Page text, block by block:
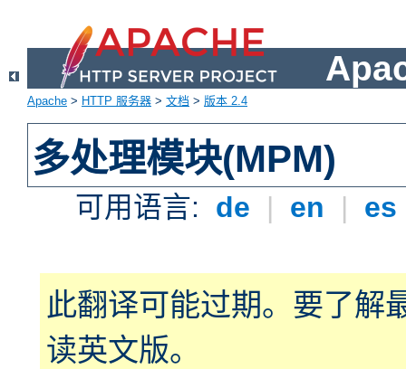
Apache > HTTP 服务器 > 文档 > 版本 2.4
多处理模块(MPM)
可用语言: de | en | es
此翻译可能过期。要了解
读英文版。